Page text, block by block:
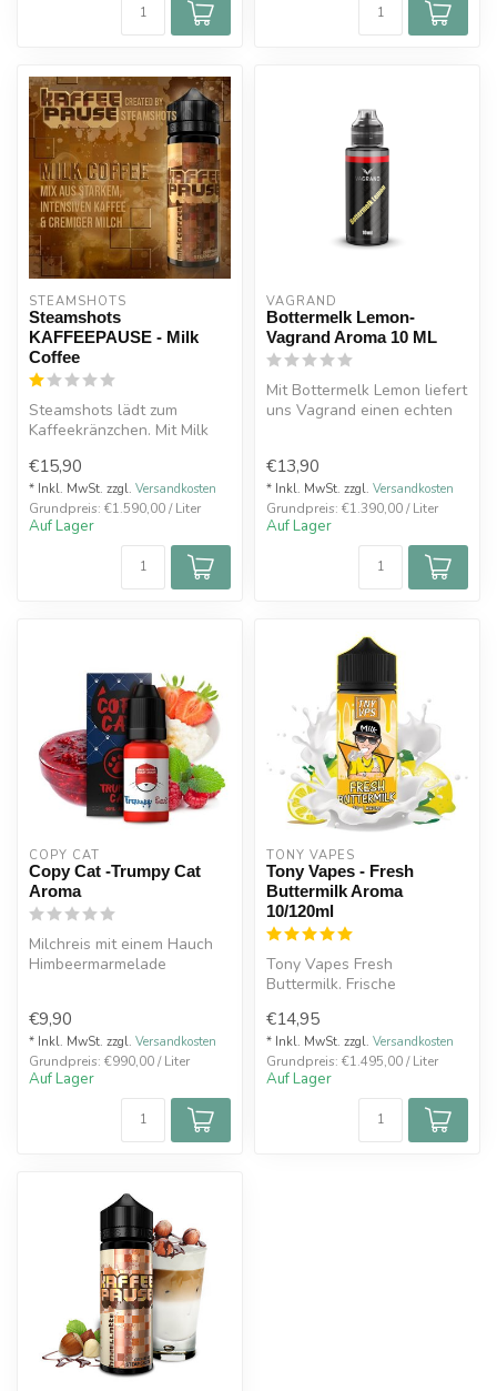
STEAMSHOTS
Steamshots
KAFFEEPAUSE - Milk
Coffee
Steamshots lädt zum
Kaffeekränzchen. Mit Milk
uns Ste...
€15,90
* Inkl. MwSt. zzgl. Versandkosten
Grundpreis: €1.590,00 / Liter
Auf Lager
VAGRAND
Bottermelk Lemon-
Vagrand Aroma 10 ML
Mit Bottermelk Lemon liefert
uns Vagrand einen echten
€13,90
* Inkl. MwSt. zzgl. Versandkosten
Grundpreis: €1.390,00 / Liter
Auf Lager
COPY CAT
Copy Cat -Trumpy Cat
Aroma
Milchreis mit einem Hauch
Himbeermarmelade
€9,90
* Inkl. MwSt. zzgl. Versandkosten
Grundpreis: €990,00 / Liter
Auf Lager
TONY VAPES
Tony Vapes - Fresh
Buttermilk Aroma
10/120ml
Tony Vapes Fresh
Buttermilk. Frische
einer süßen Zitr...
€14,95
* Inkl. MwSt. zzgl. Versandkosten
Grundpreis: €1.495,00 / Liter
Auf Lager